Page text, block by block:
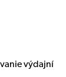
výdajní